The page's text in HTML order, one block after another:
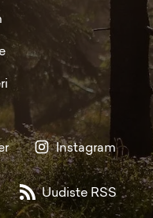
Instagram
Uudiste RSS